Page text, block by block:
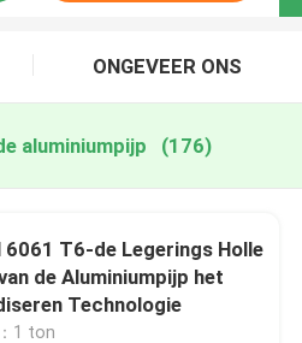
ONGEVEER ONS
aluminiumpijp (176)
6061 T6-de Legerings Holle
de Aluminiumpijp het
Technologie
1 ton